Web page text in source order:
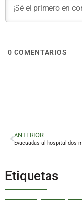
0 COMENTARIOS
ANTERIOR
Etiquetas